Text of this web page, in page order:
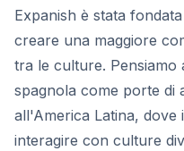
Expanish è stata
creare una maggiore
tra le culture. Pensiamo
spagnola come porte di
all'America Latina, dove
interagire con culture